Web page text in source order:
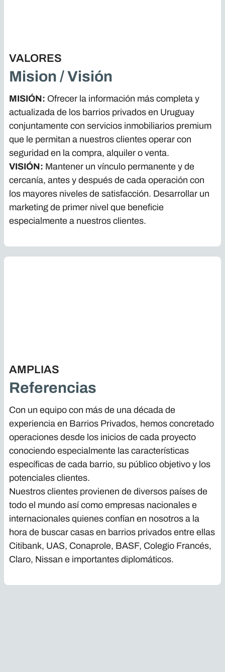
VALORES
Mision / Visión
MISIÓN: Ofrecer la información más completa y
actualizada de los barrios privados en Uruguay
conjuntamente con servicios inmobiliarios premium
que le permitan a nuestros clientes operar con
seguridad en la compra, alquiler o venta.
VISIÓN: Mantener un vínculo permanente y de
cercanía, antes y después de cada operación con
los mayores niveles de satisfacción. Desarrollar un
marketing de primer nivel que beneficie
especialmente a nuestros clientes.
AMPLIAS
Referencias
Con un equipo con más de una década de
experiencia en Barrios Privados, hemos concretado
operaciones desde los inicios de cada proyecto
conociendo especialmente las características
específicas de cada barrio, su público objetivo y los
potenciales clientes.
Nuestros clientes provienen de diversos países de
todo el mundo así como empresas nacionales e
internacionales quienes confían en nosotros a la
hora de buscar casas en barrios privados entre ellas
Citibank, UAS, Conaprole, BASF, Colegio Francés,
Claro, Nissan e importantes diplomáticos.